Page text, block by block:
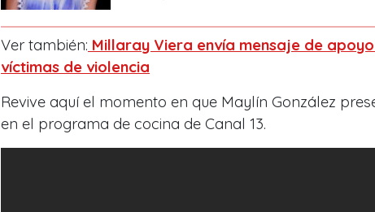
Ver también: Millaray Viera envía mensaje de
víctimas de violencia
Revive aquí el momento en que Maylín González
en el programa de cocina de Canal 13.